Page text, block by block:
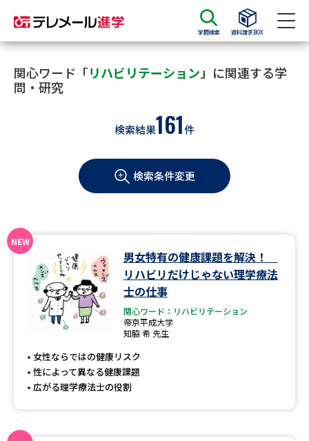
学問検索 資料請求BOX
資料請求 資料検索
大学・短大の資料種類から請求
学部・学科パンフ
総合型選抜・学校推薦型選抜 募
大学入学共通テスト利用選抜の
過去問題集
大学・短大以外の資料から請求
専門学校の資料請求 大学院の資料請求
大学入学共通テスト「受験案
大学入学共通テスト「受験上の
配慮案内」の請求
関心ワード「リハビリテーション 」に関連する学
問・研究
検索結果161件
検索条件変更
男女特有の健康課題を解決！
リハビリだけじゃない理学療法
士の仕事
関心ワード：リハビリテーション
帝京平成大学
知脇 希 先生
女性ならではの健康リスク
性によって異なる健康課題
広がる理学療法士の役割